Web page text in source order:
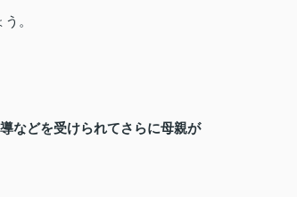
。
などを受けられてさらに母親が